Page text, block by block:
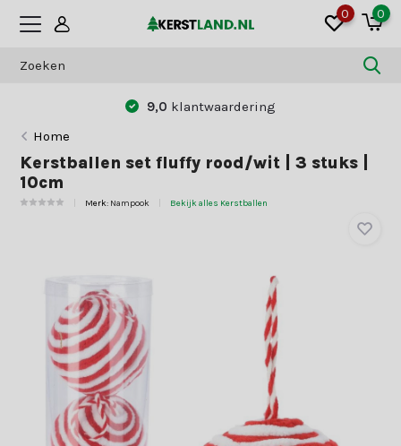
0 0
Betaal zoals jij dat wilt:vooraf of achteraf
Home
Kerstballen set fluffy rood/wit | 3 stuks |
10cm
Merk: Nampook Bekijk alles Kerstballen